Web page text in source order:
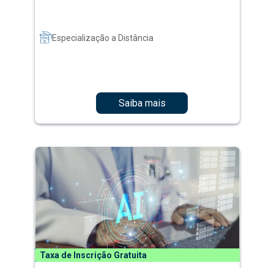
Especialização a Distância
Saiba mais
Taxa de Inscrição Gratuita